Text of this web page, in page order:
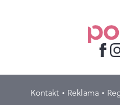
Kontakt Reklama